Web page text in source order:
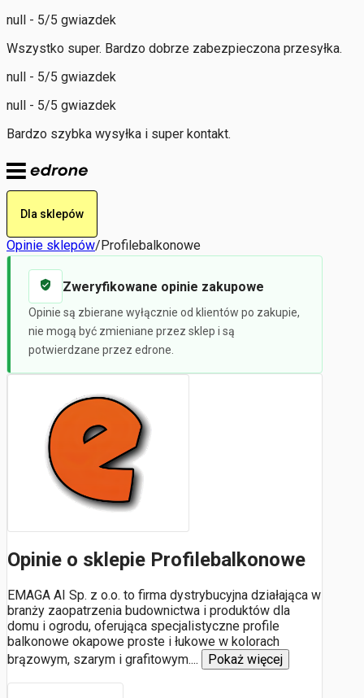
null - 5/5 gwiazdek
Wszystko super. Bardzo dobrze zabezpieczona przesyłka.
null - 5/5 gwiazdek
null - 5/5 gwiazdek
Bardzo szybka wysyłka i super kontakt.
Dla sklepów
Opinie sklepów/Profilebalkonowe
Zweryfikowane opinie zakupowe
Opinie są zbierane wyłącznie od klientów po zakupie,
nie mogą być zmieniane przez sklep i są
potwierdzane przez edrone.
Opinie o sklepie Profilebalkonowe
EMAGA AI Sp. z o.o. to firma dystrybucyjna działająca w
branży zaopatrzenia budownictwa i produktów dla
domu i ogrodu, oferująca specjalistyczne profile
balkonowe okapowe proste i łukowe w kolorach
brązowym, szarym i grafitowym.... Pokaż więcej